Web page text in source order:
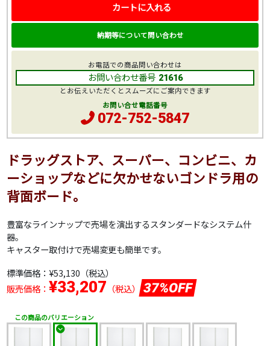
ドラッグストア、スーパー、コンビニ、カ
ーショップなどに欠かせないゴンドラ用の
背面ボード。
豊富なラインナップで売場を演出するスタンダードなシステム什
器。
キャスター取付けで売場変更も簡単です。
標準価格： ¥53,130 （税込）
販売価格： ¥33,207 （税込） 37%OFF
この商品のバリエーション
カートに入れる
納期等について問い合わせ
お電話での商品問い合わせは
お問い合わせ番号 21616
とお伝えいただくとスムーズにご案内できます
お問い合せ電話番号
072-752-5847